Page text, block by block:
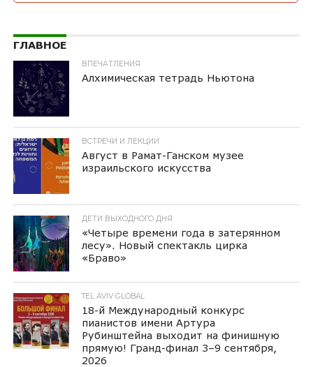
ГЛАВНОЕ
ВПЕЧАТЛЕНИЯ
Алхимическая тетрадь Ньютона
ВСТРЕЧИ И ЛЕКЦИИ
Август в Рамат-Ганском музее
израильского искусства
ДЕТИ ВЫХОДНОГО ДНЯ
«Четыре времени года в затерянном
лесу». Новый спектакль цирка
«Браво»
TEL AVIV GLOBAL
18-й Международный конкурс
пианистов имени Артура
Рубинштейна выходит на финишную
прямую! Гранд-финал 3–9 сентября,
2026